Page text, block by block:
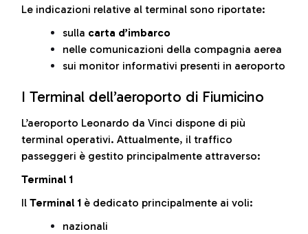
Le indicazioni relative al terminal sono riportate:
sulla carta d’imbarco
nelle comunicazioni della compagnia aerea
sui monitor informativi presenti in aeroporto
I Terminal dell’aeroporto di Fiumicino
L’aeroporto Leonardo da Vinci dispone di più
terminal operativi. Attualmente, il traffico
passeggeri è gestito principalmente attraverso:
Terminal 1
Il Terminal 1 è dedicato principalmente ai voli:
nazionali